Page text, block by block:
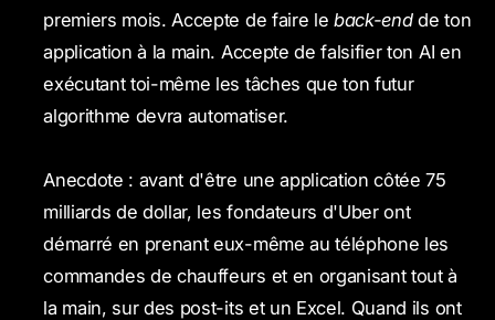
premiers mois. Accepte de faire le back-endde ton
application à la main. Accepte de falsifier ton AI en
exécutant toi-même les tâches que ton futur
algorithme devra automatiser.
Anecdote : avant d'être une application côtée 75
milliards de dollar, les fondateurs d'Uber ont
démarré en prenant eux-même au téléphone les
commandes de chauffeurs et en organisant tout à
la main, sur des post-its et un Excel. Quand ils ont